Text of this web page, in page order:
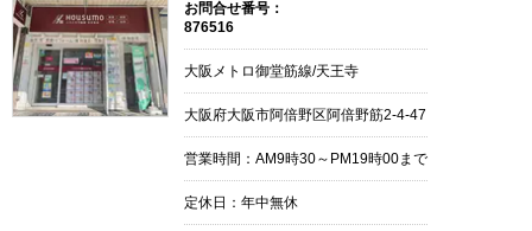
お問合せ番号：
876516
大阪メトロ御堂筋線/天王寺
大阪府大阪市阿倍野区阿倍野筋2-4-47
営業時間：AM9時30～PM19時00まで
定休日：年中無休